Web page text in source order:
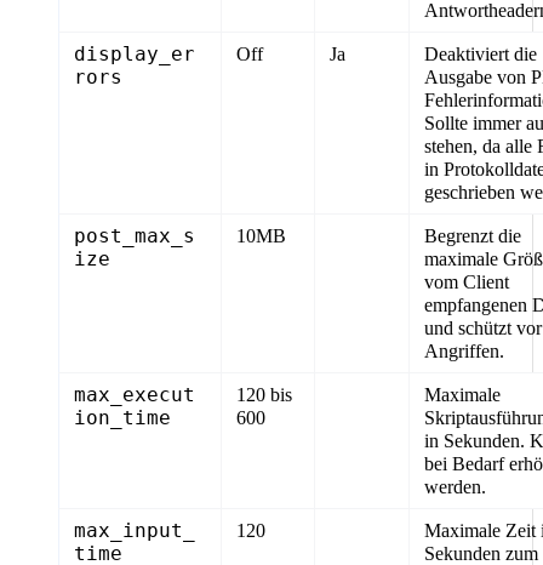
display_er
rors
Off Ja
Deaktiviert die
Ausgabe von
Sollte immer
stehen, da alle
in
geschrieben
post_max_s
ize
10MB
Begrenzt die
maximale
vom Client
empfangenen
und schützt
Angriffen.
max_execut
ion_time
120 bis
600
Maximale
in Sekunden.
bei Bedarf
werden.
max_input_
time
120
Maximale Zeit
Sekunden zum